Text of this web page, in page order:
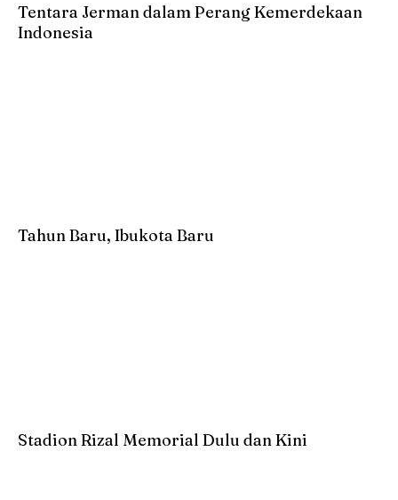
Tentara Jerman dalam Perang Kemerdekaan
Indonesia
Tahun Baru, Ibukota Baru
Stadion Rizal Memorial Dulu dan Kini